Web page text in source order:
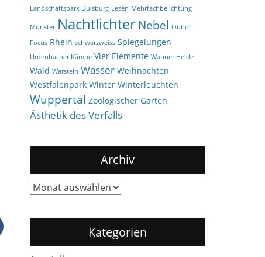
Landschaftspark Duisburg Lesen Mehrfachbelichtung
Münster NachtlichterNebel Out of
Focus Rhein schwarzweiss Spiegelungen
Urdenbacher Kämpe Vier Elemente Wahner Heide
Wald Warstein Wasser Weihnachten
Westfalenpark Winter Winterleuchten
Wuppertal Zoologischer Garten
Ästhetik des Verfalls
Archiv
Archiv
Kategorien